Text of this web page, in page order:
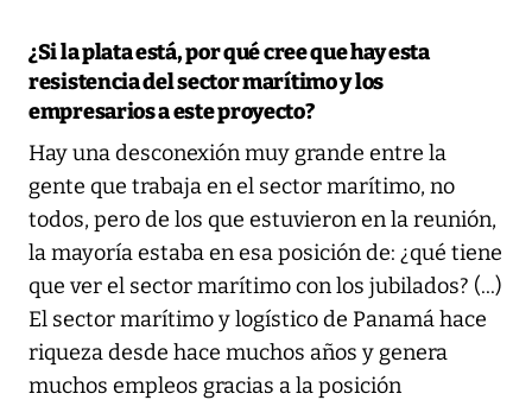
¿Si la plata está, por qué cree que hay esta
resistencia del sector marítimo y los
empresarios a este proyecto?
Hay una desconexión muy grande entre la
gente que trabaja en el sector marítimo, no
todos, pero de los que estuvieron en la reunión,
la mayoría estaba en esa posición de: ¿qué tiene
que ver el sector marítimo con los jubilados? (...)
El sector marítimo y logístico de Panamá hace
riqueza desde hace muchos años y genera
muchos empleos gracias a la posición